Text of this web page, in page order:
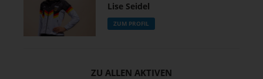
Lise Seidel
ZUM PROFIL
ZU ALLEN AKTIVEN